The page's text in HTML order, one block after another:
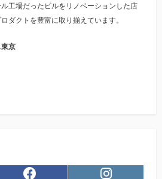
工場だったビルをリノベーションした店
ダクトを豊富に取り揃えています。
京
Facebook Instagram